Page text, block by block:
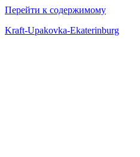
Перейти к содержимому
Kraft-Upakovka-Ekaterinburg